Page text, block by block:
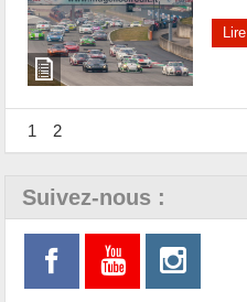
Lire
1 2
Suivez-nous :